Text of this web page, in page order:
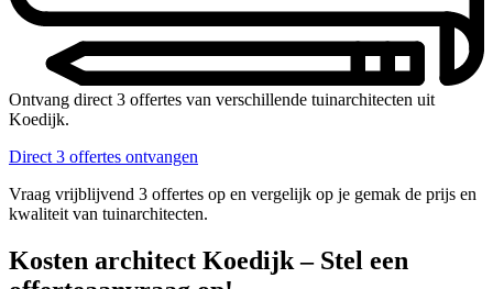
Ontvang direct 3 offertes van verschillende tuinarchitecten uit
Koedijk.
Direct 3 offertes ontvangen
Vraag vrijblijvend 3 offertes op en vergelijk op je gemak de prijs en
kwaliteit van tuinarchitecten.
Kosten architect Koedijk – Stel een